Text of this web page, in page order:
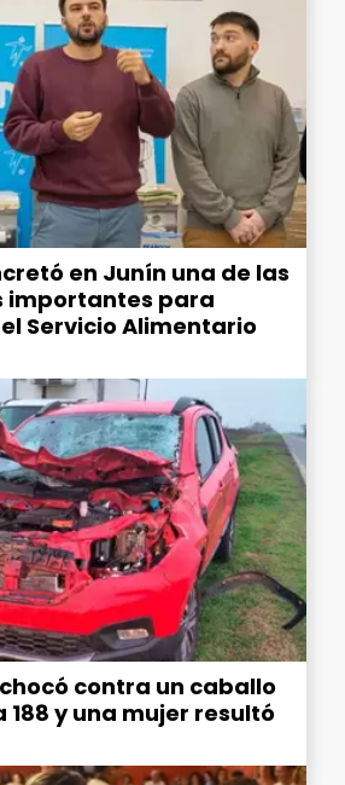
en Junín una de las
importantes para
Servicio Alimentario
contra un caballo
188 y una mujer resultó